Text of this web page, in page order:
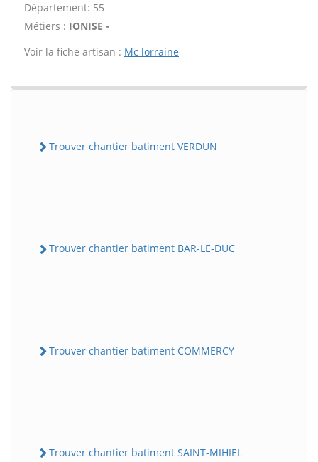
Département: 55
Métiers : IONISE -
Voir la fiche artisan : Mc lorraine
Trouver chantier batiment VERDUN
Trouver chantier batiment BAR-LE-DUC
Trouver chantier batiment COMMERCY
Trouver chantier batiment SAINT-MIHIEL